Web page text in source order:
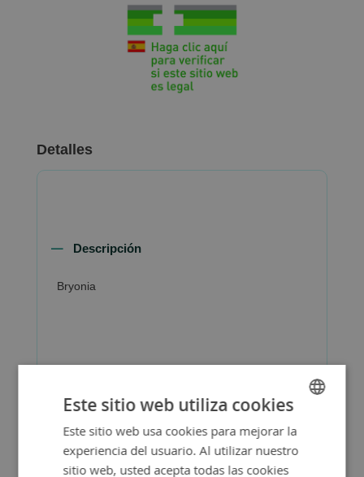
Detalles
Descripción
Bryonia
SPANISH
ENGLISH
Este sitio web utiliza cookies
Este sitio web usa cookies para mejorar la
experiencia del usuario. Al utilizar nuestro
sitio web, usted acepta todas las cookies